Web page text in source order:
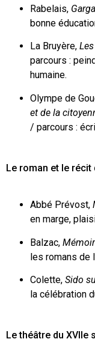
Rabelais,
bonne
La Bruyère,
parcours :
humaine.
Olympe de
et de la
/ parcours :
Le roman et le récit
Abbé Prévost,
en marge,
Balzac,
les romans de
Colette, Sido
la célébration
Le théâtre du XVII e